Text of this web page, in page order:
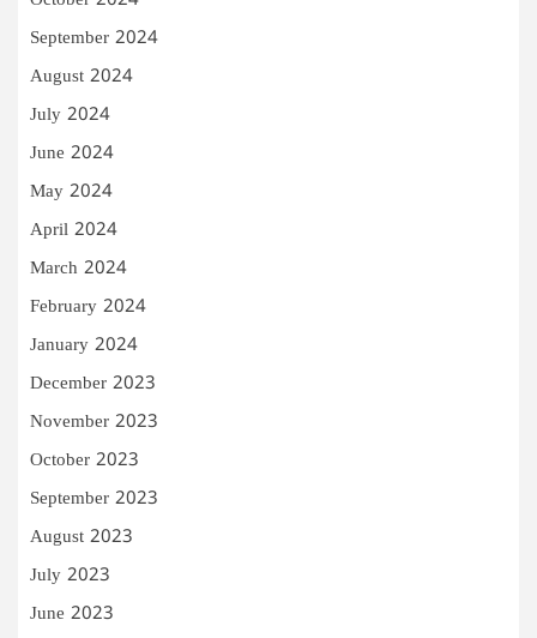
September 2024
August 2024
July 2024
June 2024
May 2024
April 2024
March 2024
February 2024
January 2024
December 2023
November 2023
October 2023
September 2023
August 2023
July 2023
June 2023